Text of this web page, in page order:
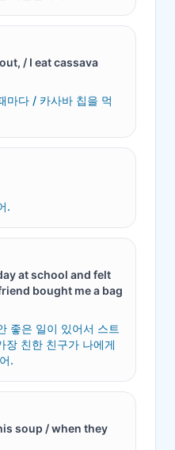
/ I eat cassava
마다 / 카사바 칩을 먹
.
at school and felt
bought me a bag
좋은 일이 있어서 스트
장 친한 친구가 나에게
.
soup / when they